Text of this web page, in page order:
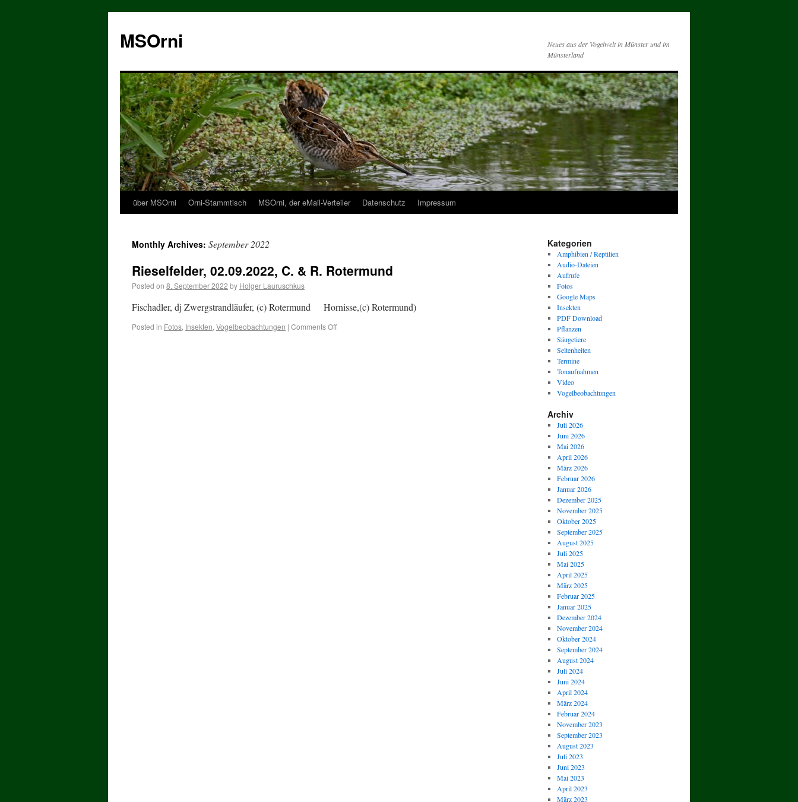
MSOrni
Neues aus der Vogelwelt in Münster und im
Münsterland
über MSOrni Orni-Stammtisch MSOrni, der eMail-Verteiler Datenschutz Impressum
Monthly Archives: September 2022
Rieselfelder, 02.09.2022, C. & R. Rotermund
Posted on 8. September 2022 by Holger Lauruschkus
Fischadler, dj Zwergstrandläufer, (c) Rotermund Hornisse,(c) Rotermund)
Posted in Fotos, Insekten, Vogelbeobachtungen | Comments Off
Kategorien
Amphibien / Reptilien
Audio-Dateien
Aufrufe
Fotos
Google Maps
Insekten
PDF Download
Pflanzen
Säugetiere
Seltenheiten
Termine
Tonaufnahmen
Video
Vogelbeobachtungen
Archiv
Juli 2026
Juni 2026
Mai 2026
April 2026
März 2026
Februar 2026
Januar 2026
Dezember 2025
November 2025
Oktober 2025
September 2025
August 2025
Juli 2025
Mai 2025
April 2025
März 2025
Februar 2025
Januar 2025
Dezember 2024
November 2024
Oktober 2024
September 2024
August 2024
Juli 2024
Juni 2024
April 2024
März 2024
Februar 2024
November 2023
September 2023
August 2023
Juli 2023
Juni 2023
Mai 2023
April 2023
März 2023